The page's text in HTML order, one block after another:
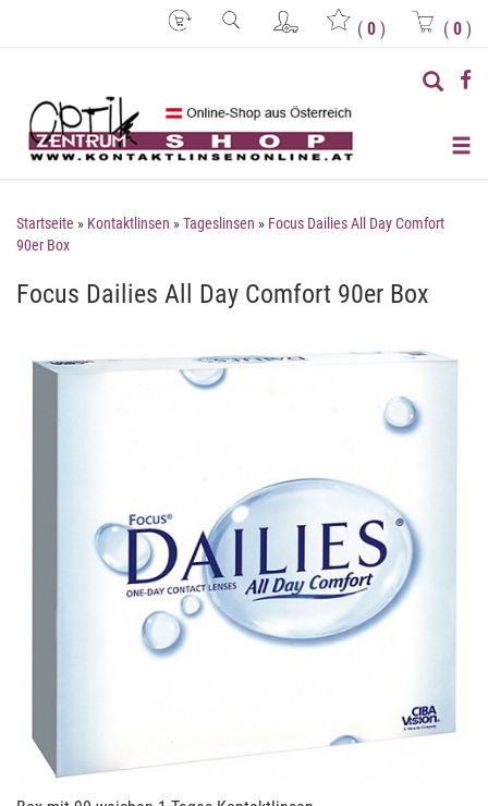
( 0 ) ( 0 )
Startseite » Kontaktlinsen »Tageslinsen » Focus Dailies All Day Comfort
90er Box
Focus Dailies All Day Comfort 90er Box